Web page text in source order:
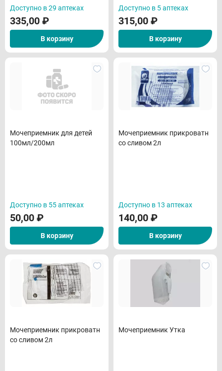
Доступно в 29 аптеках
335,00 ₽
В корзину
Доступно в 5 аптеках
315,00 ₽
В корзину
Мочеприемник для детей
100мл/200мл
Доступно в 55 аптеках
50,00 ₽
В корзину
Мочеприемник прикроватн
со сливом 2л
Доступно в 13 аптеках
140,00 ₽
В корзину
Мочеприемник прикроватн
со сливом 2л
Мочеприемник Утка